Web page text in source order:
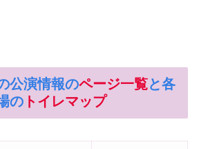
公演情報のページ一覧と各
の トイレマップ